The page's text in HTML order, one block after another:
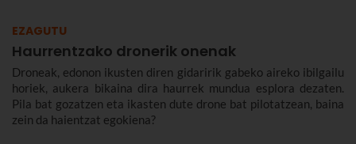
EZAGUTU
Haurrentzako dronerik onenak
Droneak, edonon ikusten diren gidaririk gabeko aireko ibilgailu
horiek, aukera bikaina dira haurrek mundua esplora dezaten.
Pila bat gozatzen eta ikasten dute drone bat pilotatzean, baina
zein da haientzat egokiena?